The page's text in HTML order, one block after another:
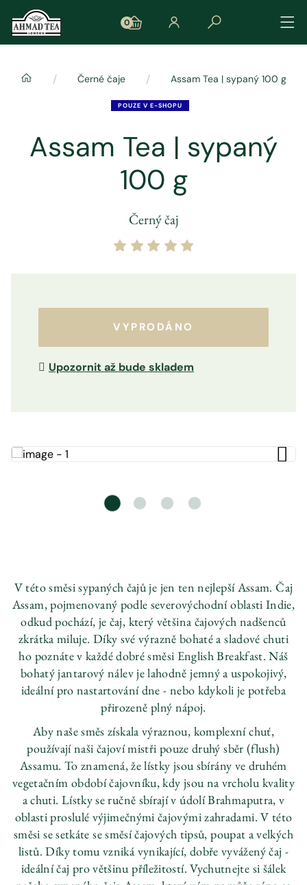
0
/ Černé čaje / Assam Tea | sypaný 100 g
POUZE V E-SHOPU
Assam Tea | sypaný
100 g
Černý čaj
VYPRODÁNO
Upozornit až bude skladem
V této směsi sypaných čajů je jen ten nejlepší Assam. Čaj
Assam, pojmenovaný podle severovýchodní oblasti Indie,
odkud pochází, je čaj, který většina čajových nadšenců
zkrátka miluje. Díky své výrazně bohaté a sladové chuti
ho poznáte v každé dobré směsi English Breakfast. Náš
bohatý jantarový nálev je lahodně jemný a uspokojivý,
ideální pro nastartování dne - nebo kdykoli je potřeba
přirozeně plný nápoj.
Aby naše směs získala výraznou, komplexní chuť,
používají naši čajoví mistři pouze druhý sběr (flush)
Assamu. To znamená, že lístky jsou sbírány ve druhém
vegetačním období čajovníku, kdy jsou na vrcholu kvality
a chuti. Lístky se ručně sbírají v údolí Brahmaputra, v
oblasti proslulé výjimečnými čajovými zahradami. V této
směsi se setkáte se směsí čajových tipsů, poupat a velkých
listů. Díky tomu vzniká vynikající, dobře vyvážený čaj -
ideální čaj pro většinu příležitostí. Vychutnejte si šálek